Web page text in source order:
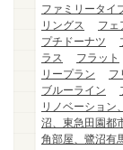
ファミリータイ
リングス
フェ
プチドーナツ
ラス
フラット
リープラン
フ
ブルーライン
リノベーション
沼、東急田園都
角部屋、鷺沼有